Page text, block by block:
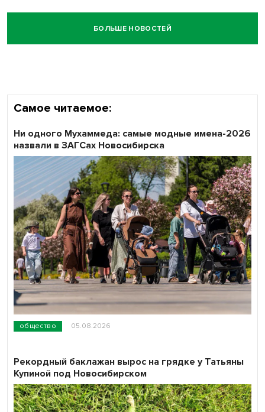
БОЛЬШЕ НОВОСТЕЙ
Самое читаемое:
общество 05.08.2026
Ни одного Мухаммеда: самые модные имена-2026
назвали в ЗАГСах Новосибирска
Рекордный баклажан вырос на грядке у Татьяны
Купиной под Новосибирском